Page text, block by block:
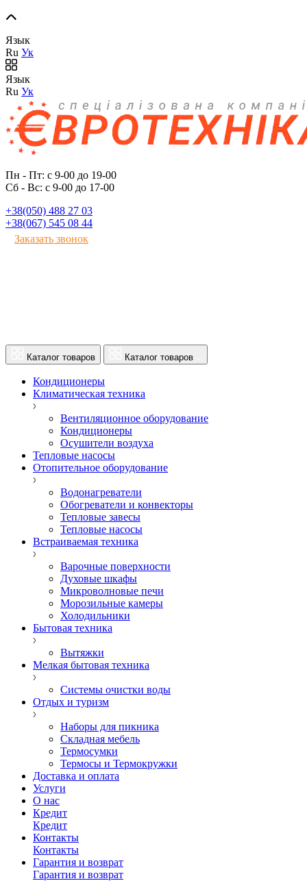
Язык
Ru Ук
Язык
Ru Ук
Пн - Пт: с 9-00 до 19-00
Сб - Вс: с 9-00 до 17-00
+38(050) 488 27 03
+38(067) 545 08 44
Заказать звонок
Каталог товаров Каталог товаров
Кондиционеры
Климатическая техника
Вентиляционное оборудование
Кондиционеры
Осушители воздуха
Тепловые насосы
Отопительное оборудование
Водонагреватели
Обогреватели и конвекторы
Тепловые завесы
Тепловые насосы
Встраиваемая техника
Варочные поверхности
Духовые шкафы
Микроволновые печи
Морозильные камеры
Холодильники
Бытовая техника
Вытяжки
Мелкая бытовая техника
Системы очистки воды
Отдых и туризм
Наборы для пикника
Складная мебель
Термосумки
Термосы и Термокружки
Доставка и оплата
Услуги
О нас
Кредит
Кредит
Контакты
Контакты
Гарантия и возврат
Гарантия и возврат